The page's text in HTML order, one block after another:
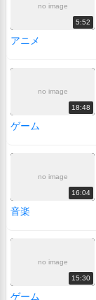
no image
5:52
アニメ
no image
18:48
ゲーム
no image
16:04
音楽
no image
15:30
ゲーム